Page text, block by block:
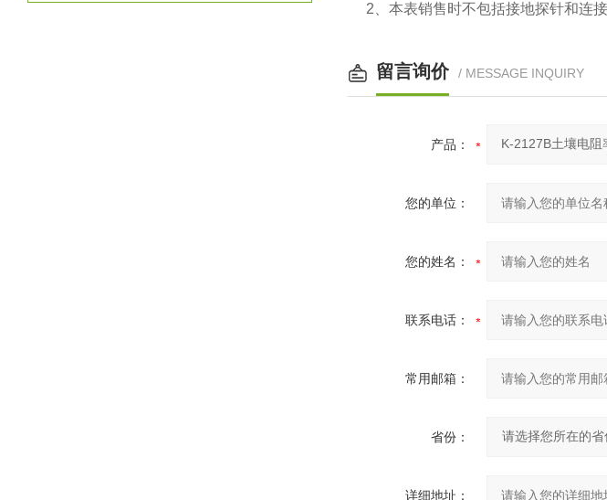
2、本表销售时不包括接地探针和连
留言询价 / MESSAGE INQUIRY
产品：
您的单位：
您的姓名：
联系电话：
常用邮箱：
省份：
详细地址：